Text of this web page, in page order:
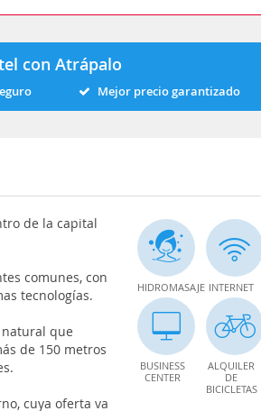
con Atrápalo
Mejor precio garantizado
de la capital
comunes, con
tecnologías.
que
de 150 metros
cuya oferta va
HIDROMASAJE INTERNET
BUSINESS
CENTER
ALQUILER
DE
BICICLETAS